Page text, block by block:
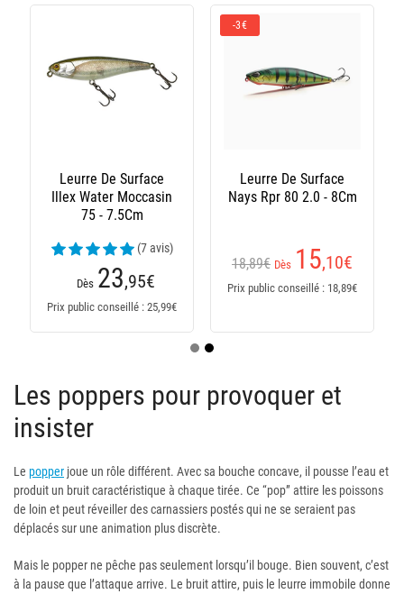
Leurre De Surface
Illex Water Moccasin
75 - 7.5Cm
(7 avis)
Dès 23,95€
Prix public conseillé : 25,99€
-3€
Leurre De Surface
Nays Rpr 80 2.0 - 8Cm
18,89€ Dès 15,10€
Prix public conseillé : 18,89€
Les poppers pour provoquer et
insister
Le popper joue un rôle différent. Avec sa bouche concave, il pousse l’eau et
produit un bruit caractéristique à chaque tirée. Ce “pop” attire les poissons
de loin et peut réveiller des carnassiers postés qui ne se seraient pas
déplacés sur une animation plus discrète.
Mais le popper ne pêche pas seulement lorsqu’il bouge. Bien souvent, c’est
à la pause que l’attaque arrive. Le bruit attire, puis le leurre immobile donne